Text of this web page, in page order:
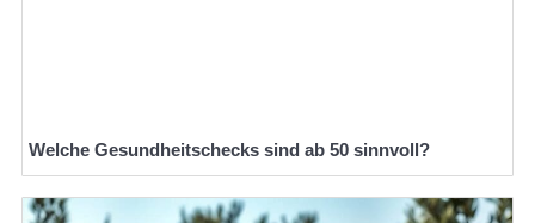
Welche Gesundheitschecks sind ab 50 sinnvoll?